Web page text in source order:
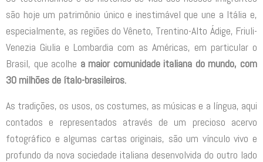
são hoje um patrimônio único e inestimável que une a Itália e,
especialmente, as regiões do Vêneto, Trentino-Alto Ádige, Friuli-
Venezia Giulia e Lombardia com as Américas, em particular o
Brasil, que acolhe a maior comunidade italiana do mundo, com
30 milhões de ítalo-brasileiros.
As tradições, os usos, os costumes, as músicas e a língua, aqui
contados e representados através de um precioso acervo
fotográfico e algumas cartas originais, são um vínculo vivo e
profundo da nova sociedade italiana desenvolvida do outro lado